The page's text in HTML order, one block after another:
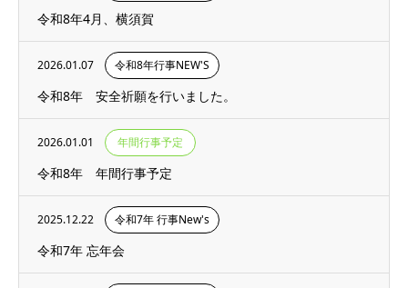
令和8年4月、横須賀
2026.01.07 令和8年行事NEW'S
令和8年 安全祈願を行いました。
2026.01.01 年間行事予定
令和8年 年間行事予定
2025.12.22 令和7年 行事New's
令和7年 忘年会